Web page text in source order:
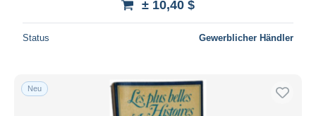
± 10,40 $
Status Gewerblicher Händler
Neu